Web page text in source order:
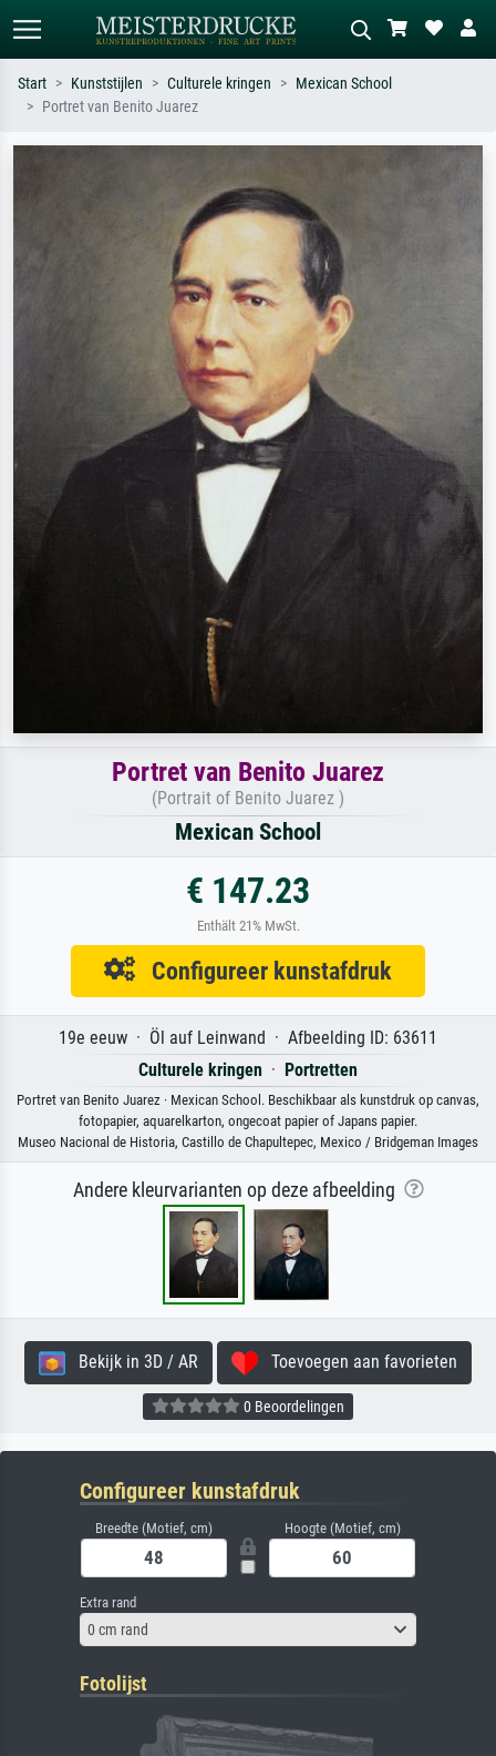
Monet, Sterrennacht, impressionisme,
weide, abstract met veel rood, donker
olieverfschilderij, staand naakt naast
Start Kunststijlen Culturele kringen
Mexican School
Portret van Benito Juarez
Portret van Benito Juarez
(Portrait of Benito Juarez )
Mexican School
€ 147.23
Enthält 21% MwSt.
Configureer kunstafdruk
19e eeuw · Öl auf Leinwand · Afbeelding ID: 63611
Culturele kringen · Portretten
Portret van Benito Juarez · Mexican School. Beschikbaar als kunstdruk op canvas,
fotopapier, aquarelkarton, ongecoat papier of Japans papier.
Museo Nacional de Historia, Castillo de Chapultepec, Mexico / Bridgeman Images
Andere kleurvarianten op deze afbeelding
Bekijk in 3D / AR Toevoegen aan favorieten
0 Beoordelingen
Configureer kunstafdruk
Breedte (Motief, cm) Hoogte (Motief, cm)
Extra rand
0 cm rand
Fotolijst